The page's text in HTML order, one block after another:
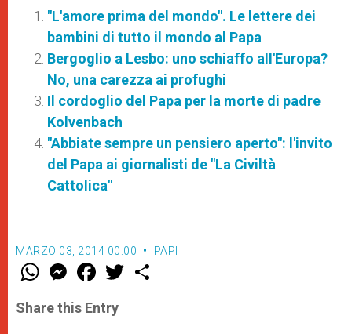
"L'amore prima del mondo". Le lettere dei
bambini di tutto il mondo al Papa
Bergoglio a Lesbo: uno schiaffo all'Europa?
No, una carezza ai profughi
Il cordoglio del Papa per la morte di padre
Kolvenbach
"Abbiate sempre un pensiero aperto": l'invito
del Papa ai giornalisti de "La Civiltà
Cattolica"
MARZO 03, 2014 00:00 PAPI
W
t
s
M
e
s
e
F
a
e
b
w
Share this Entry